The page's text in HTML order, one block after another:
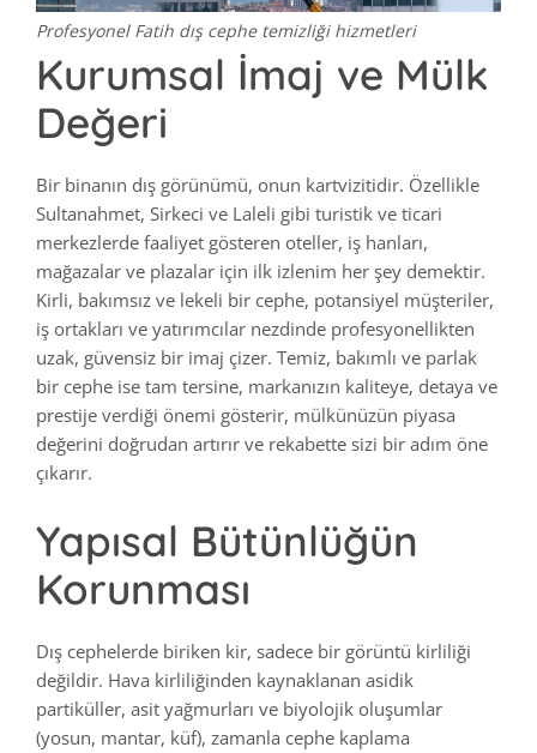
Profesyonel Fatih dış cephe temizliği hizmetleri
Kurumsal İmaj ve Mülk
Değeri
Bir binanın dış görünümü, onun kartvizitidir. Özellikle
Sultanahmet, Sirkeci ve Laleli gibi turistik ve ticari
merkezlerde faaliyet gösteren oteller, iş hanları,
mağazalar ve plazalar için ilk izlenim her şey demektir.
Kirli, bakımsız ve lekeli bir cephe, potansiyel müşteriler,
iş ortakları ve yatırımcılar nezdinde profesyonellikten
uzak, güvensiz bir imaj çizer. Temiz, bakımlı ve parlak
bir cephe ise tam tersine, markanızın kaliteye, detaya ve
prestije verdiği önemi gösterir, mülkünüzün piyasa
değerini doğrudan artırır ve rekabette sizi bir adım öne
çıkarır.
Yapısal Bütünlüğün
Korunması
Dış cephelerde biriken kir, sadece bir görüntü kirliliği
değildir. Hava kirliliğinden kaynaklanan asidik
partiküller, asit yağmurları ve biyolojik oluşumlar
(yosun, mantar, küf), zamanla cephe kaplama